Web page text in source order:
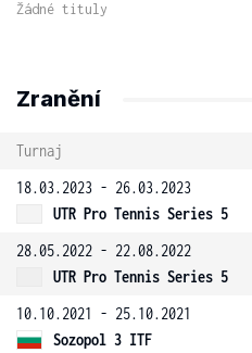
Žádné tituly
Zranění
Turnaj
18.03.2023 - 26.03.2023
UTR Pro Tennis Series 5
28.05.2022 - 22.08.2022
UTR Pro Tennis Series 5
10.10.2021 - 25.10.2021
Sozopol 3 ITF